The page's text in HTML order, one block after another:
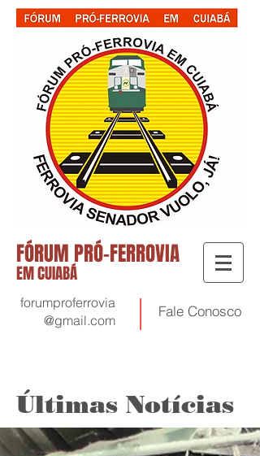
FÓRUM PRÓ-FERROVIA
EM CUIABÁ
forumproferrovia
@gmail.com
Fale Conosco
Últimas Notícias